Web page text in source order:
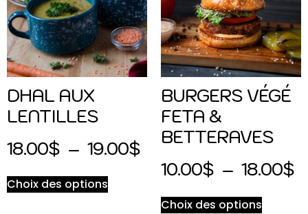
DHAL AUX
LENTILLES
18.00$ – 19.00$
Choix des options
BURGERS VÉGÉ
FETA &
BETTERAVES
10.00$ – 18.00$
Choix des options